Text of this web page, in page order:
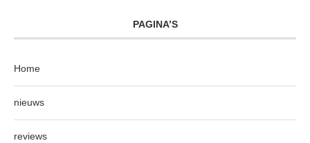
PAGINA’S
Home
nieuws
reviews